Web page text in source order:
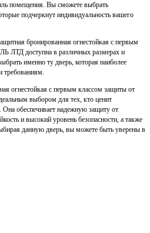
помещения. Вы сможете выбрать
подчеркнут индивидуальность вашего
бронированная огнестойкая с первым
ЛТД доступна в различных размерах и
именно ту дверь, которая наиболее
требованиям.
огнестойкая с первым классом защиты от
выбором для тех, кто ценит
Она обеспечивает надежную защиту от
и высокий уровень безопасности, а также
данную дверь, вы можете быть уверены в